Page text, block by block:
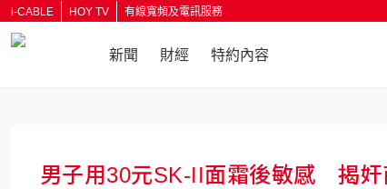
i-CABLE HOY TV 有線寬頻及電訊服務
新聞 財經 特約內容
男子用30元SK-II面霜後敏感 揭